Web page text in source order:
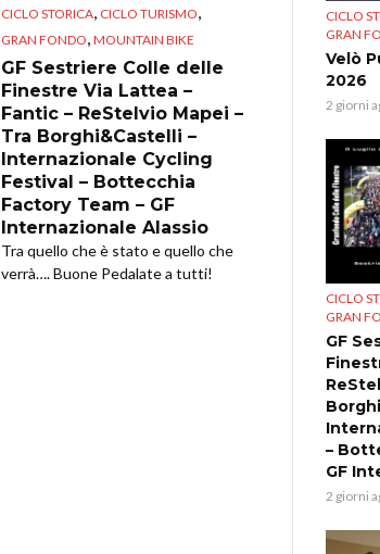
CICLO STORICA, CICLO TURISMO,
GRAN FONDO, MOUNTAIN BIKE
GF Sestriere Colle delle
Finestre Via Lattea –
Fantic – ReStelvio Mapei –
Tra Borghi&Castelli –
Internazionale Cycling
Festival – Bottecchia
Factory Team – GF
Internazionale Alassio
Tra quello che è stato e quello che
verrà…. Buone Pedalate a tutti!
CICLO
GRAN
Velò
2026
2 giorni
CICLO
GRAN
GF
–
GF
2 giorni